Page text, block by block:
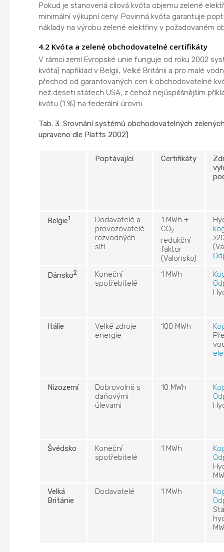
Pokud je stanovená cílová kvóta objemu zelené
minimální výkupní ceny. Povinná kvóta garantuje
náklady na výrobu zelené elektřiny v požadovaném
4.2 Kvóta a zelené obchodovatelné certifikáty
V rámci zemí Evropské unie funguje od roku 2002
kvóta) například v Belgii, Velké Británii a pro malé
přechod od garantovaných cen k obchodovatelné
než deseti státech USA, z čehož nejúspěšnějším
kvótu (1 %) na federální úrovni.
Tab. 3: Srovnání systémů obchodovatelných
upraveno dle Platts 2002)
Poptávající Certifikáty
Belgie1
Dodavatelé a
provozovatelé
rozvodných
sítí
1 MWh +
CO2
redukční
faktor
(Valonsko)
Dánsko2
Koneční
spotřebitelé
1 MWh
Itálie
Velké zdroje
energie
100 MWh
Nizozemí
Dobrovolně s
daňovými
úlevami
10 MWh
Švédsko
Koneční
spotřebitelé
1 MWh
MW
Velká
Británie
Dodavatelé 1 MWh
MW